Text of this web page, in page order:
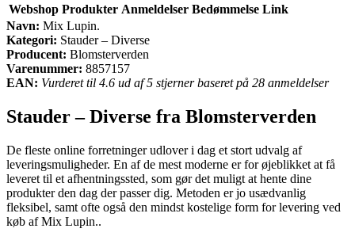
Webshop Produkter Anmeldelser Bedømmelse Link
Navn: Mix Lupin.
Kategori: Stauder – Diverse
Producent: Blomsterverden
Varenummer: 8857157
EAN: Vurderet til 4.6 ud af 5 stjerner baseret på 28 anmeldelser
Stauder – Diverse fra Blomsterverden
De fleste online forretninger udlover i dag et stort udvalg af
leveringsmuligheder. En af de mest moderne er for øjeblikket at få
leveret til et afhentningssted, som gør det muligt at hente dine
produkter den dag der passer dig. Metoden er jo usædvanlig
fleksibel, samt ofte også den mindst kostelige form for levering ved
køb af Mix Lupin..